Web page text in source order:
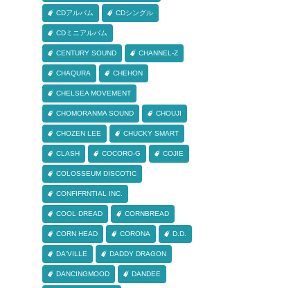
CDアルバム CDシングル
CDミニアルバム
CENTURY SOUND CHANNEL-Z
CHAQURA CHEHON
CHELSEA MOVEMENT
CHOMORANMA SOUND CHOUJI
CHOZEN LEE CHUCKY SMART
CLASH COCORO-G COJIE
COLOSSEUM DISCOTIC
CONFIFRNTIAL INC.
COOL DREAD CORNBREAD
CORN HEAD CORONA D.D.
DA'VILLE DADDY DRAGON
DANCINGMOOD DANDEE